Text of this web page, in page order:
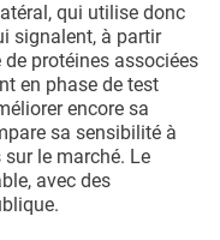
qui utilise donc
signalent, à partir
de protéines associées
en phase de test
encore sa
sa sensibilité à
le marché. Le
avec des